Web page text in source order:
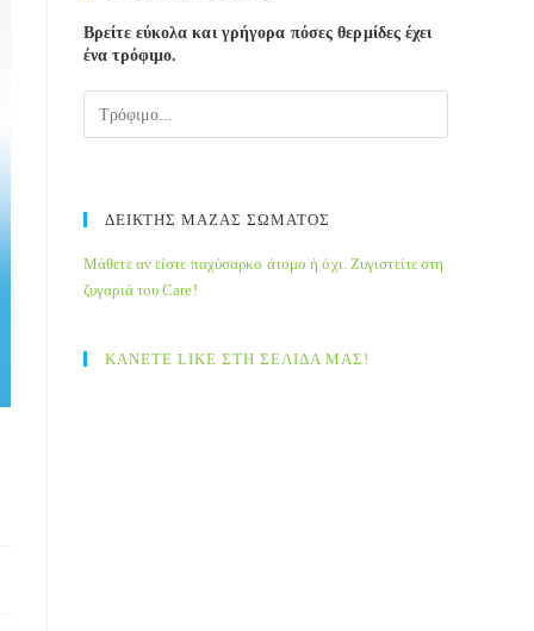
Βρείτε εύκολα και γρήγορα πόσες θερμίδες έχει
ένα τρόφιμο.
ΔΕΙΚΤΗΣ ΜΑΖΑΣ ΣΩΜΑΤΟΣ
Μάθετε αν είστε παχύσαρκο άτομο ή όχι. Ζυγιστείτε στη
ζυγαριά του Care!
ΚΑΝΕΤΕ LIKE ΣΤΗ ΣΕΛΙΔΑ ΜΑΣ!